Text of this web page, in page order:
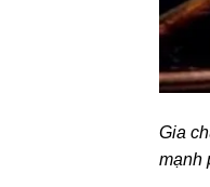
Gia
mạnh